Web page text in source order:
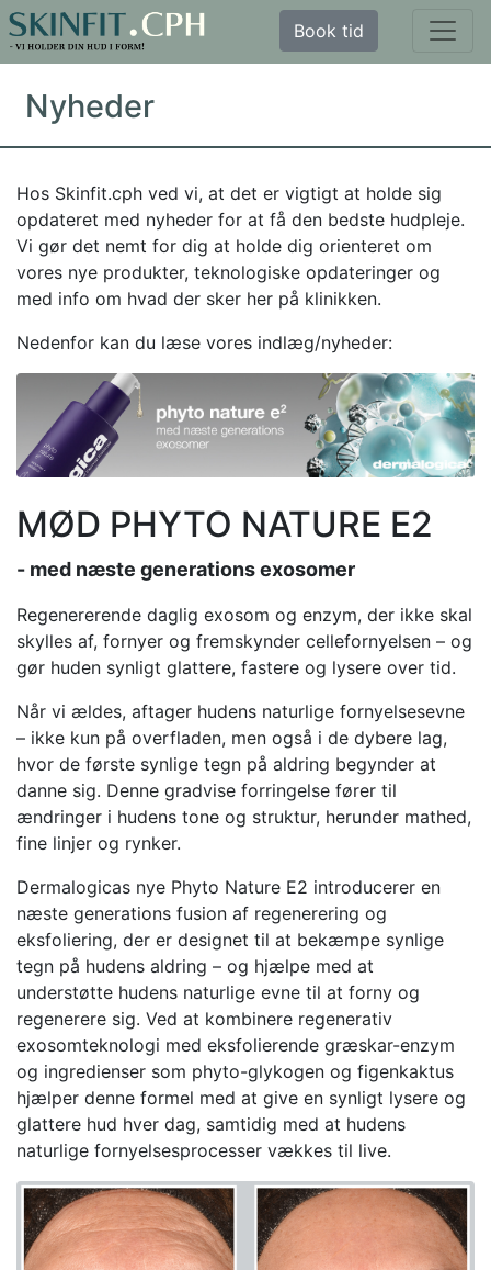
Book tid
Nyheder
Hos Skinfit.cph ved vi, at det er vigtigt at holde sig
opdateret med nyheder for at få den bedste hudpleje.
Vi gør det nemt for dig at holde dig orienteret om
vores nye produkter, teknologiske opdateringer og
med info om hvad der sker her på klinikken.
Nedenfor kan du læse vores indlæg/nyheder:
MØD PHYTO NATURE E2
- med næste generations exosomer
Regenererende daglig exosom og enzym, der ikke skal
skylles af, fornyer og fremskynder cellefornyelsen – og
gør huden synligt glattere, fastere og lysere over tid.
Når vi ældes, aftager hudens naturlige fornyelsesevne
– ikke kun på overfladen, men også i de dybere lag,
hvor de første synlige tegn på aldring begynder at
danne sig. Denne gradvise forringelse fører til
ændringer i hudens tone og struktur, herunder mathed,
fine linjer og rynker.
Dermalogicas nye Phyto Nature E2 introducerer en
næste generations fusion af regenerering og
eksfoliering, der er designet til at bekæmpe synlige
tegn på hudens aldring – og hjælpe med at
understøtte hudens naturlige evne til at forny og
regenerere sig. Ved at kombinere regenerativ
exosomteknologi med eksfolierende græskar-enzym
og ingredienser som phyto-glykogen og figenkaktus
hjælper denne formel med at give en synligt lysere og
glattere hud hver dag, samtidig med at hudens
naturlige fornyelsesprocesser vækkes til live.